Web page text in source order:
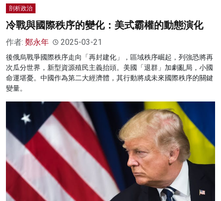
剖析政治
冷戰與國際秩序的變化：美式霸權的動態演化
作者: 鄭永年 2025-03-21
後俄烏戰爭國際秩序走向「再封建化」，區域秩序崛起，列強恐將再
次瓜分世界，新型資源殖民主義抬頭。美國「退群」加劇亂局，小國
命運堪憂。中國作為第二大經濟體，其行動將成未來國際秩序的關鍵
變量。